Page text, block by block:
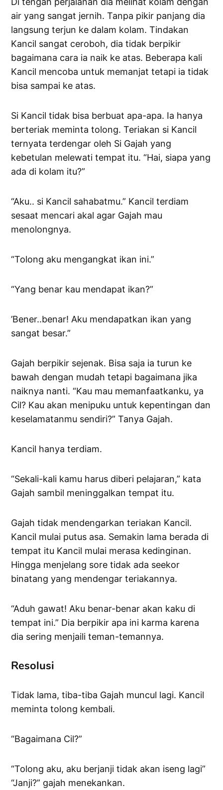
air yang sangat jernih. Tanpa pikir panjang dia
langsung terjun ke dalam kolam. Tindakan
Kancil sangat ceroboh, dia tidak berpikir
bagaimana cara ia naik ke atas. Beberapa kali
Kancil mencoba untuk memanjat tetapi ia tidak
bisa sampai ke atas.
Si Kancil tidak bisa berbuat apa-apa. Ia hanya
berteriak meminta tolong. Teriakan si Kancil
ternyata terdengar oleh Si Gajah yang
kebetulan melewati tempat itu. “Hai, siapa yang
ada di kolam itu?”
“Aku.. si Kancil sahabatmu.” Kancil terdiam
sesaat mencari akal agar Gajah mau
menolongnya.
“Tolong aku mengangkat ikan ini.”
“Yang benar kau mendapat ikan?”
’Bener..benar! Aku mendapatkan ikan yang
sangat besar.”
Gajah berpikir sejenak. Bisa saja ia turun ke
bawah dengan mudah tetapi bagaimana jika
naiknya nanti. “Kau mau memanfaatkanku, ya
Cil? Kau akan menipuku untuk kepentingan dan
keselamatanmu sendiri?” Tanya Gajah.
Kancil hanya terdiam.
“Sekali-kali kamu harus diberi pelajaran,” kata
Gajah sambil meninggalkan tempat itu.
Gajah tidak mendengarkan teriakan Kancil.
Kancil mulai putus asa. Semakin lama berada di
tempat itu Kancil mulai merasa kedinginan.
Hingga menjelang sore tidak ada seekor
binatang yang mendengar teriakannya.
“Aduh gawat! Aku benar-benar akan kaku di
tempat ini.” Dia berpikir apa ini karma karena
dia sering menjaili teman-temannya.
Resolusi
Tidak lama, tiba-tiba Gajah muncul lagi. Kancil
meminta tolong kembali.
“Bagaimana Cil?”
“Tolong aku, aku berjanji tidak akan iseng lagi”
“Janji?” gajah menekankan.